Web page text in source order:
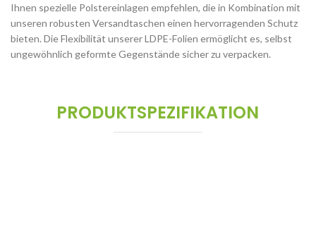
Ihnen spezielle Polstereinlagen empfehlen, die in Kombination mit
unseren robusten Versandtaschen einen hervorragenden Schutz
bieten. Die Flexibilität unserer LDPE-Folien ermöglicht es, selbst
ungewöhnlich geformte Gegenstände sicher zu verpacken.
PRODUKTSPEZIFIKATION